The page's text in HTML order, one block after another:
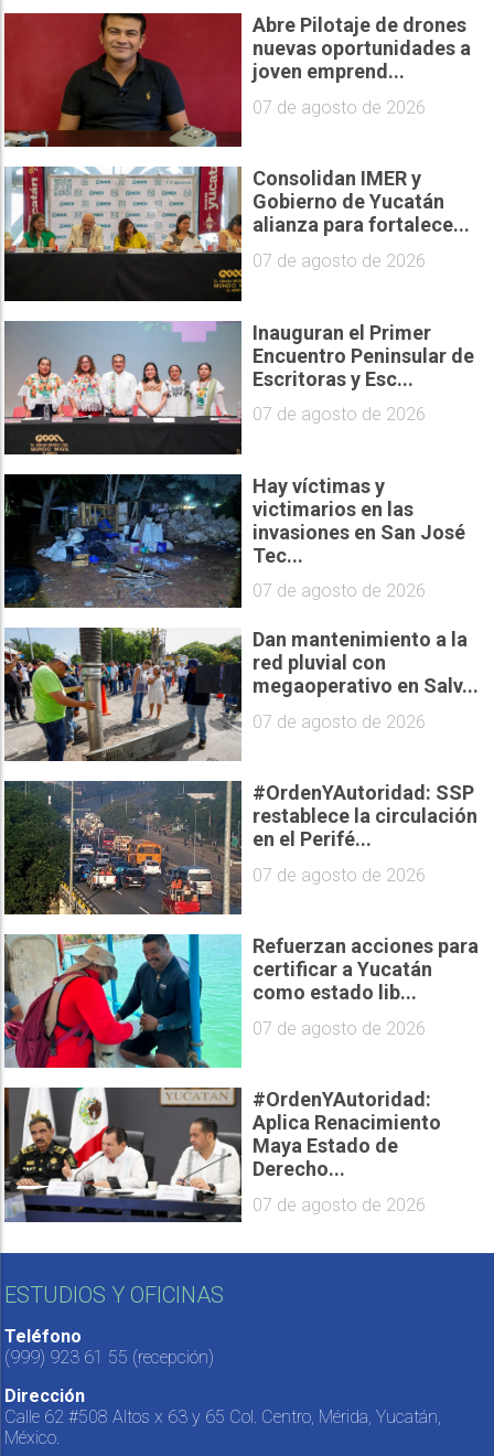
Abre Pilotaje de drones
nuevas oportunidades a
joven emprend...
07 de agosto de 2026
Consolidan IMER y
Gobierno de Yucatán
alianza para fortalece...
07 de agosto de 2026
Inauguran el Primer
Encuentro Peninsular de
Escritoras y Esc...
07 de agosto de 2026
Hay víctimas y
victimarios en las
invasiones en San José
Tec...
07 de agosto de 2026
Dan mantenimiento a la
red pluvial con
megaoperativo en Salv...
07 de agosto de 2026
#OrdenYAutoridad: SSP
restablece la circulación
en el Perifé...
07 de agosto de 2026
Refuerzan acciones para
certificar a Yucatán
como estado lib...
07 de agosto de 2026
#OrdenYAutoridad:
Aplica Renacimiento
Maya Estado de
Derecho...
07 de agosto de 2026
ESTUDIOS Y OFICINAS
Teléfono
(999) 923 61 55 (recepción)
Dirección
Calle 62 #508 Altos x 63 y 65 Col. Centro, Mérida, Yucatán,
México.